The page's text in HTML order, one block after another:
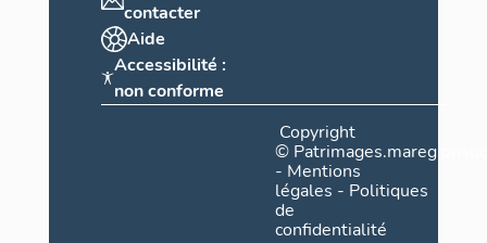
contacter
Aide
Accessibilité :
non conforme
Copyright
©
- Mentions
légales - Politiques
de
confidentialité